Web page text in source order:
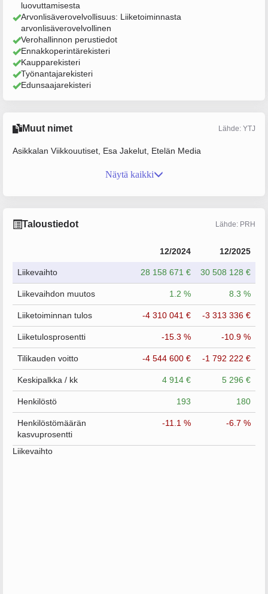
luovuttamisesta
Arvonlisäverovelvollisuus: Liiketoiminnasta
arvonlisäverovelvollinen
Verohallinnon perustiedot
Ennakkoperintärekisteri
Kaupparekisteri
Työnantajarekisteri
Edunsaajarekisteri
Muut nimet Lähde: YTJ
Asikkalan Viikkouutiset, Esa Jakelut, Etelän Media
Näytä kaikki
Taloustiedot Lähde: PRH
12/2024 12/2025
Liikevaihto 28 158 671 € 30 508 128 €
Liikevaihdon muutos 1.2 % 8.3 %
Liiketoiminnan tulos -4 310 041 € -3 313 336 €
Liiketulosprosentti -15.3 % -10.9 %
Tilikauden voitto -4 544 600 € -1 792 222 €
Keskipalkka / kk 4 914 € 5 296 €
Henkilöstö 193 180
Henkilöstömäärän
kasvuprosentti
-11.1 % -6.7 %
Liikevaihto